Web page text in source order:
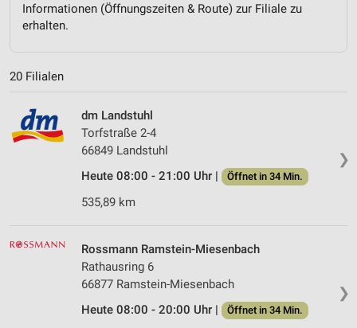
Informationen (Öffnungszeiten & Route) zur Filiale zu
erhalten.
20 Filialen
❯
dm Landstuhl
Torfstraße 2-4
66849 Landstuhl
Heute 08:00 - 21:00 Uhr |
Öffnet in 34 Min.
535,89 km
❯
Rossmann Ramstein-Miesenbach
Rathausring 6
66877 Ramstein-Miesenbach
Heute 08:00 - 20:00 Uhr |
Öffnet in 34 Min.